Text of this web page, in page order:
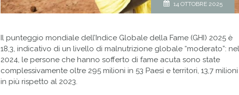
14 OTTOBRE 2025
Il punteggio mondiale dell’Indice Globale della Fame (GHI) 2025 è
18,3, indicativo di un livello di malnutrizione globale “moderato”: nel
2024, le persone che hanno sofferto di fame acuta sono state
complessivamente oltre 295 milioni in 53 Paesi e territori, 13,7 milioni
in più rispetto al 2023.